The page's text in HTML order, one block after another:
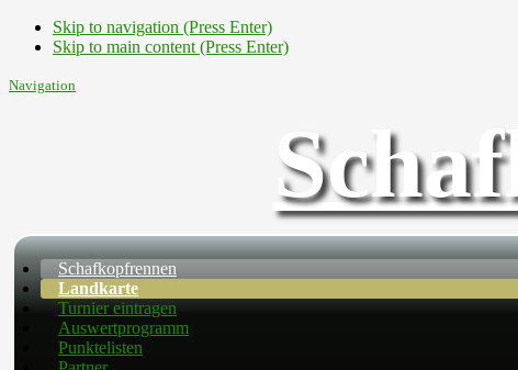
Skip to navigation (Press Enter)
Skip to main content (Press Enter)
Navigation
Schafkopfrennen
Landkarte
Turnier eintragen
Auswertprogramm
Punktelisten